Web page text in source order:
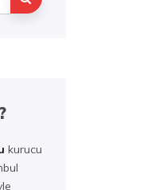
kurucu